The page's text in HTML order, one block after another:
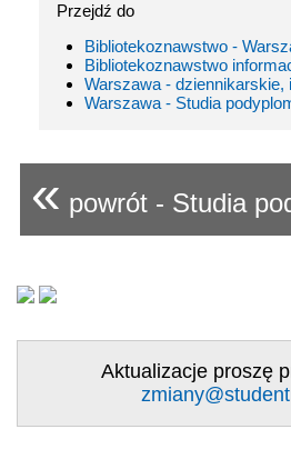
Przejdź do
Bibliotekoznawstwo -
Bibliotekoznawstwo
Warszawa - dziennikarskie,
Warszawa - Studia
« powrót - Studia
Aktualizacje proszę